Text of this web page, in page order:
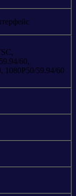
60,
1080P50/59.94/60